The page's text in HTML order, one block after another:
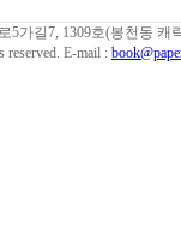
5가길7, 1309호(봉천동 캐
E-mail :